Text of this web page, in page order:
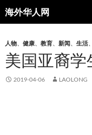
海外华人网
搜
索
正
文
人物、 健康、 教育、 新闻、 生活、
美国亚裔
2019-04-06 LAOLONG